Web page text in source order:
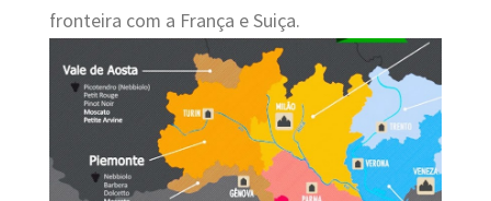
fronteira com a França e Suiça.